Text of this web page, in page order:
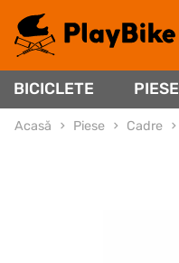
BICICLETE PIESE
Acasă Piese Cadre